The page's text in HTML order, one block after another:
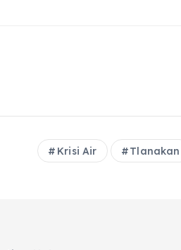
Krisi Air Tlanakan